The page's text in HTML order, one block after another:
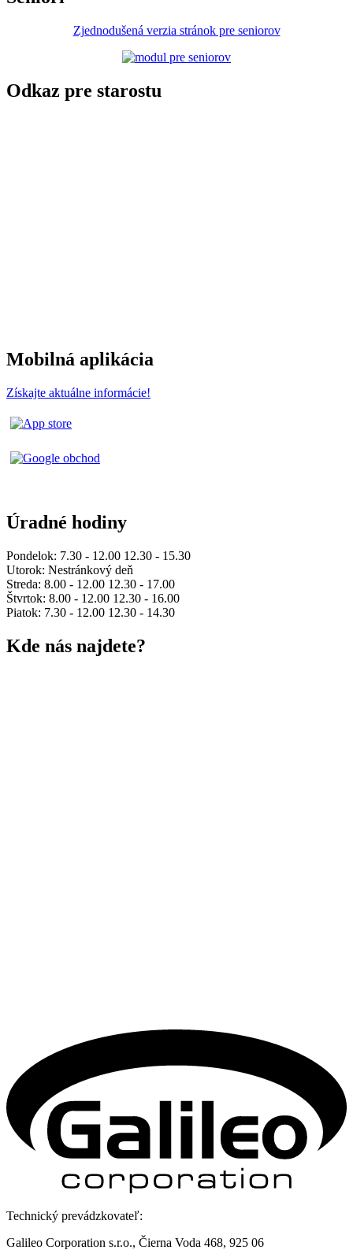
Zjednodušená verzia stránok pre seniorov
Odkaz pre starostu
Mobilná aplikácia
Získajte aktuálne informácie!
Úradné hodiny
Pondelok: 7.30 - 12.00 12.30 - 15.30
Utorok: Nestránkový deň
Streda: 8.00 - 12.00 12.30 - 17.00
Štvrtok: 8.00 - 12.00 12.30 - 16.00
Piatok: 7.30 - 12.00 12.30 - 14.30
Kde nás najdete?
Technický prevádzkovateľ:
Galileo Corporation s.r.o., Čierna Voda 468, 925 06